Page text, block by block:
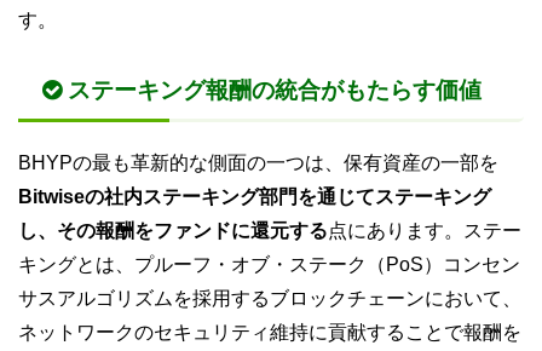
す。
ステーキング報酬の統合がもたらす価値
BHYPの最も革新的な側面の一つは、保有資産の一部を
Bitwiseの社内ステーキング部門を通じてステーキング
し、その報酬をファンドに還元する点にあります。ステー
キングとは、プルーフ・オブ・ステーク（PoS）コンセン
サスアルゴリズムを採用するブロックチェーンにおいて、
ネットワークのセキュリティ維持に貢献することで報酬を